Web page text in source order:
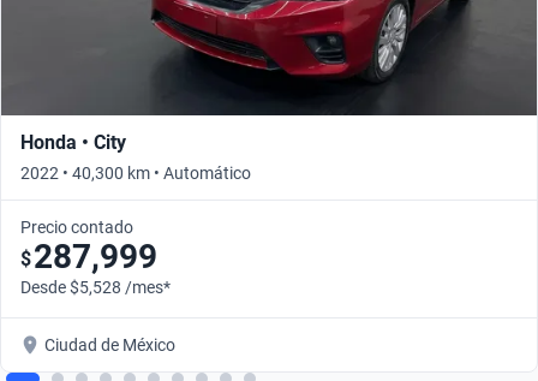
Honda • City
2022 • 40,300 km • Automático
Precio contado
$287,999
Desde $5,528 /mes*
Ciudad de México